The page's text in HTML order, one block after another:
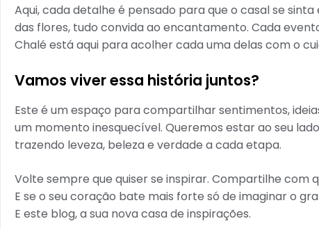
Aqui, cada detalhe é pensado para que o casal se
das flores, tudo convida ao encantamento. Cada
Chalé está aqui para acolher cada uma delas com o
Vamos viver essa história juntos?
Este é um espaço para compartilhar sentimentos,
um momento inesquecível. Queremos estar ao seu
trazendo leveza, beleza e verdade a cada etapa.
Volte sempre que quiser se inspirar. Compartilhe
E se o seu coração bate mais forte só de imaginar o
E este blog, a sua nova casa de inspirações.